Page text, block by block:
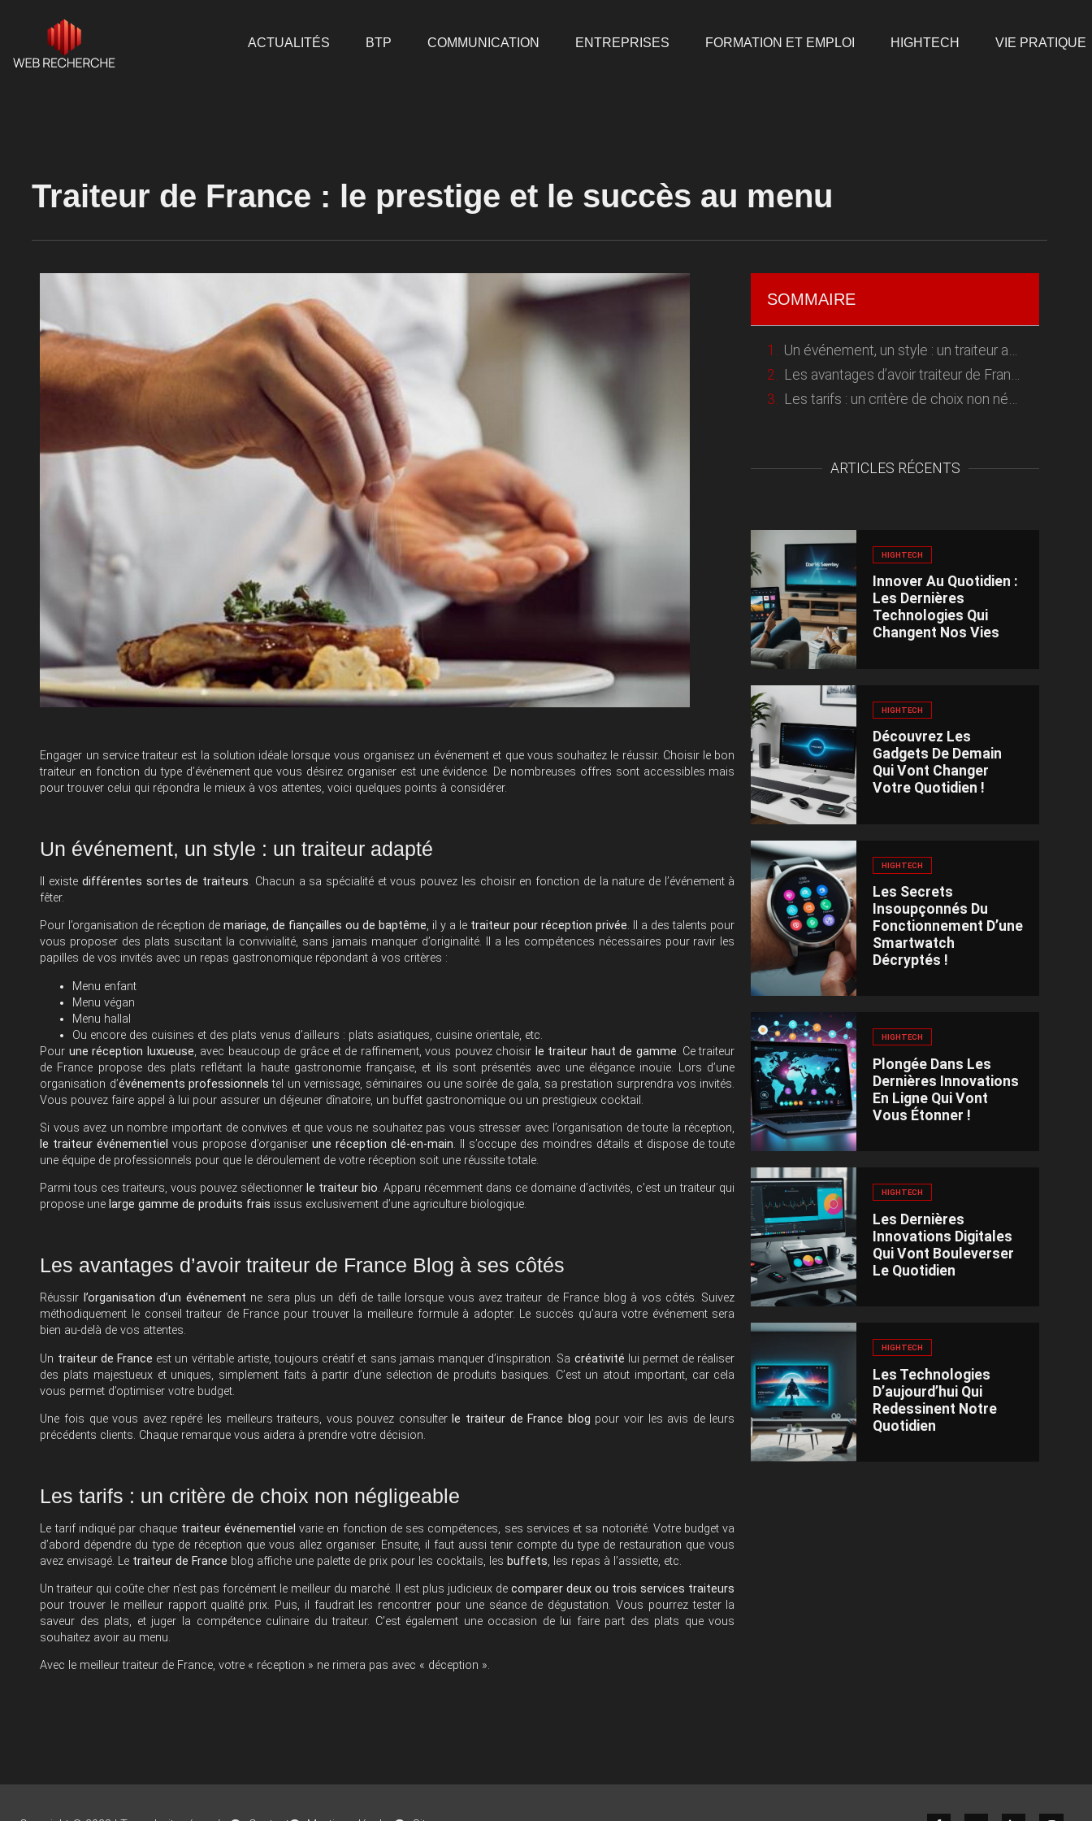
ACTUALITÉS BTP COMMUNICATION ENTREPRISES FORMATION ET EMPLOI HIGHTECH VIE PRATIQUE
Traiteur de France : le prestige et le succès au menu
Engager un service traiteur est la solution idéale lorsque vous organisez un événement et que vous souhaitez le réussir. Choisir le bon
traiteur en fonction du type d’événement que vous désirez organiser est une évidence. De nombreuses offres sont accessibles mais
pour trouver celui qui répondra le mieux à vos attentes, voici quelques points à considérer.
Un événement, un style : un traiteur adapté
Il existe différentes sortes de traiteurs. Chacun a sa spécialité et vous pouvez les choisir en fonction de la nature de l’événement à
fêter.
Pour l’organisation de réception de mariage, de fiançailles ou de baptême, il y a le traiteur pour réception privée. Il a des talents pour
vous proposer des plats suscitant la convivialité, sans jamais manquer d’originalité. Il a les compétences nécessaires pour ravir les
papilles de vos invités avec un repas gastronomique répondant à vos critères :
Menu enfant
Menu végan
Menu hallal
Ou encore des cuisines et des plats venus d’ailleurs : plats asiatiques, cuisine orientale, etc.
Pour une réception luxueuse, avec beaucoup de grâce et de raffinement, vous pouvez choisir le traiteur haut de gamme. Ce traiteur
de France propose des plats reflétant la haute gastronomie française, et ils sont présentés avec une élégance inouïe. Lors d’une
organisation d’événements professionnels tel un vernissage, séminaires ou une soirée de gala, sa prestation surprendra vos invités.
Vous pouvez faire appel à lui pour assurer un déjeuner dînatoire, un buffet gastronomique ou un prestigieux cocktail.
Si vous avez un nombre important de convives et que vous ne souhaitez pas vous stresser avec l’organisation de toute la réception,
le traiteur événementiel vous propose d’organiserune réception clé-en-main. Il s’occupe des moindres détails et dispose de toute
une équipe de professionnels pour que le déroulement de votre réception soit une réussite totale.
Parmi tous ces traiteurs, vous pouvez sélectionner le traiteur bio. Apparu récemment dans ce domaine d’activités, c’est un traiteur qui
propose une large gamme de produits frais issus exclusivement d’une agriculture biologique.
Les avantages d’avoir traiteur de France Blog à ses côtés
Réussir l’organisation d’un événement ne sera plus un défi de taille lorsque vous avez traiteur de France blog à vos côtés. Suivez
méthodiquement le conseil traiteur de France pour trouver la meilleure formule à adopter. Le succès qu’aura votre événement sera
bien au-delà de vos attentes.
Un traiteur de France est un véritable artiste, toujours créatif et sans jamais manquer d’inspiration. Sa créativité lui permet de réaliser
des plats majestueux et uniques, simplement faits à partir d’une sélection de produits basiques. C’est un atout important, car cela
vous permet d’optimiser votre budget.
Une fois que vous avez repéré les meilleurs traiteurs, vous pouvez consulter le traiteur de France blog pour voir les avis de leurs
précédents clients. Chaque remarque vous aidera à prendre votre décision.
Les tarifs : un critère de choix non négligeable
Le tarif indiqué par chaque traiteur événementiel varie en fonction de ses compétences, ses services et sa notoriété. Votre budget va
d’abord dépendre du type de réception que vous allez organiser. Ensuite, il faut aussi tenir compte du type de restauration que vous
avez envisagé. Le traiteur de France blog affiche une palette de prix pour les cocktails, les buffets, les repas à l’assiette, etc.
Un traiteur qui coûte cher n’est pas forcément le meilleur du marché. Il est plus judicieux decomparer deux ou trois services traiteurs
pour trouver le meilleur rapport qualité prix. Puis, il faudrait les rencontrer pour une séance de dégustation. Vous pourrez tester la
saveur des plats, et juger la compétence culinaire du traiteur. C’est également une occasion de lui faire part des plats que vous
souhaitez avoir au menu.
Avec le meilleur traiteur de France, votre « réception » ne rimera pas avec « déception ».
SOMMAIRE
Un événement, un style : un traiteur adapté
Les avantages d’avoir traiteur de France Blog à ses côtés
ARTICLES RÉCENTS
HIGHTECH
Innover Au Quotidien :
Les Dernières
Technologies Qui
Changent Nos Vies
HIGHTECH
Découvrez Les
Gadgets De Demain
Qui Vont Changer
Votre Quotidien !
HIGHTECH
Les Secrets
Insoupçonnés Du
Fonctionnement D’une
Smartwatch
Décryptés !
HIGHTECH
Plongée Dans Les
Dernières Innovations
En Ligne Qui Vont
Vous Étonner !
HIGHTECH
Les Dernières
Innovations Digitales
Qui Vont Bouleverser
Le Quotidien
HIGHTECH
Les Technologies
D’aujourd’hui Qui
Redessinent Notre
Quotidien